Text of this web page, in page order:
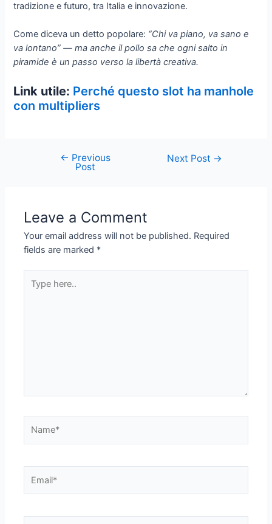
tradizione e futuro, tra Italia e innovazione.
Come diceva un detto popolare: “Chi va piano, va sano e
va lontano” — ma anche il pollo sa che ogni salto in
piramide è un passo verso la libertà creativa.
Link utile: Perché questo slot ha manhole
con multipliers
navigation
← Previous
Post
Next Post →
Leave a Comment
Your email address will not be published. Required
fields are marked *
here..